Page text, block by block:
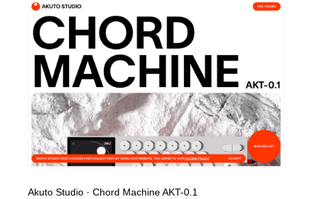
Akuto Studio · Chord Machine AKT-0.1